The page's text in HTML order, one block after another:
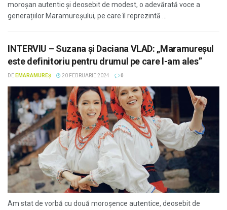
moroșan autentic și deosebit de modest, o adevărată voce a
generațiilor Maramureșului, pe care îl reprezintă ...
INTERVIU – Suzana și Daciana VLAD: „Maramureșul
este definitoriu pentru drumul pe care l-am ales”
DE EMARAMUREȘ 20 FEBRUARIE 2024 0
Am stat de vorbă cu două moroșence autentice, deosebit de